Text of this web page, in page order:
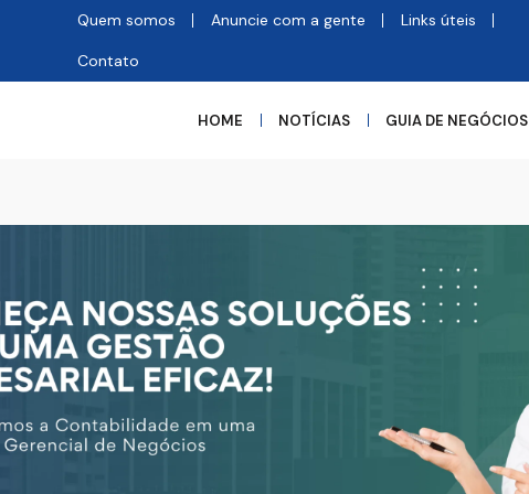
Quem somos Anuncie com a gente Links úteis
Contato
HOME NOTÍCIAS GUIA DE NEGÓCIOS